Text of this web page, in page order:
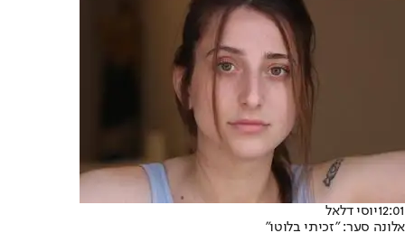
12:01יוסי דלאל
אלונה סער: "זכיתי בלוטו"